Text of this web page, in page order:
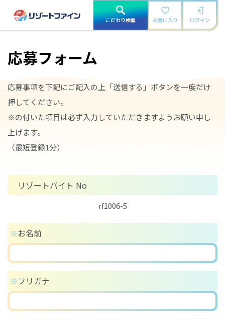
こだわり検索 お気に入り ログイン
応募フォーム
応募事項を下記にご記入の上「送信する」ボタンを一度だけ
押してください。
※の付いた項目は必ず入力していただきますようお願い申し
上げます。
（最短登録1分）
リゾートバイト No
rf1006-5
※お名前
※フリガナ